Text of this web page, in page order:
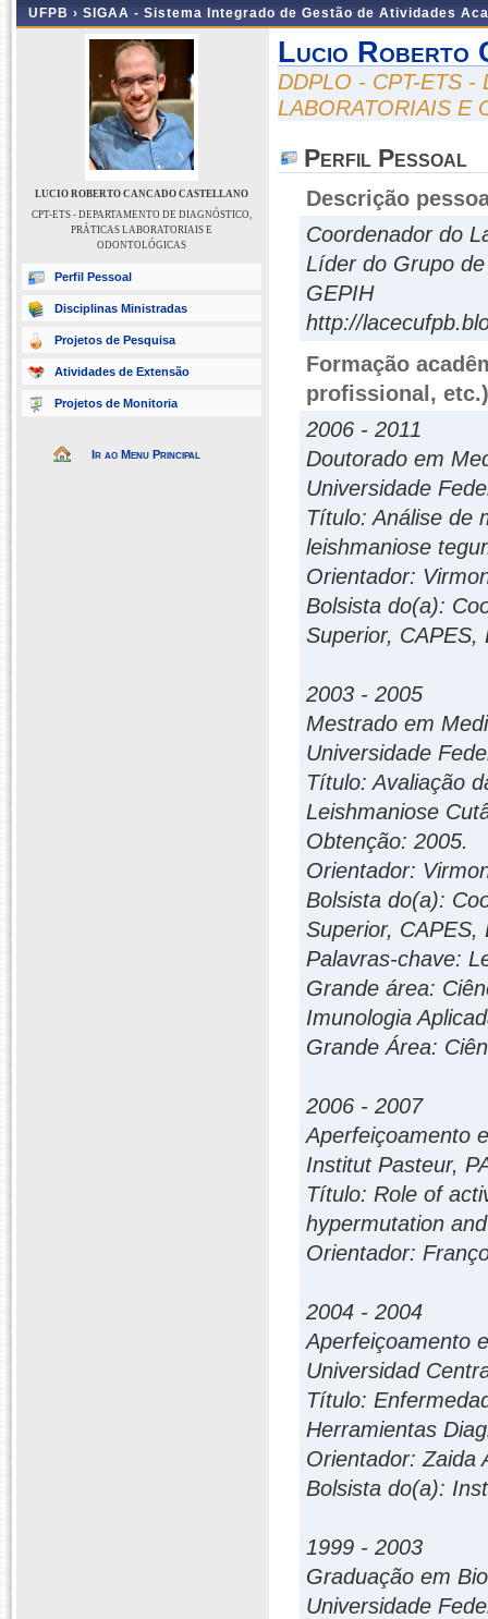
UFPB › SIGAA - Sistema Integrado de Gestão de Atividades
LUCIO ROBERTO CANCADO CASTELLANO
CPT-ETS - DEPARTAMENTO DE DIAGNÓSTICO,
PRÁTICAS LABORATORIAIS E
ODONTOLÓGICAS
Perfil Pessoal
Disciplinas Ministradas
Projetos de Pesquisa
Atividades de Extensão
Projetos de Monitoria
Ir ao Menu Principal
Lucio Roberto
DDPLO - CPT-ETS -
LABORATORIAIS E
Perfil Pessoal
Descrição
Coordenador do
Líder do Grupo
GEPIH
http://
Formação
profissional, etc.)
2006 - 2011
Doutorado em
Universidade
Título: Análise de
leishmaniose
Orientador:
Bolsista do(a):
Superior, CAPES,
2003 - 2005
Mestrado em
Universidade
Título: Avaliação
Leishmaniose
Obtenção: 2005.
Orientador:
Bolsista do(a):
Superior, CAPES,
Palavras-chave:
Grande área:
Imunologia
Grande Área:
2006 - 2007
Aperfeiçoamento
Institut Pasteur,
Título: Role of
hypermutation
Orientador:
2004 - 2004
Aperfeiçoamento
Universidad
Título:
Herramientas
Orientador: Zaida
Bolsista do(a):
1999 - 2003
Graduação em
Universidade